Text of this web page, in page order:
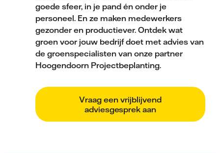
goede sfeer, in je pand én onder je
personeel. En ze maken medewerkers
gezonder en productiever. Ontdek wat
groen voor jouw bedrijf doet met advies van
de groenspecialisten van onze partner
Hoogendoorn Projectbeplanting.
Vraag een vrijblijvend
adviesgesprek aan